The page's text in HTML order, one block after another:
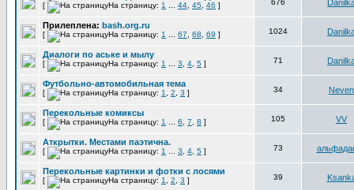
[ На страницу: 1 44 45 46 ] 676
Прилеплена: bash.org.ru
[ На страницу: 1 67 68 69 ] 1024
Диалоги по аське и мылу
[ На страницу: 1 3 4 5 ] 71
Футбольно-автомобильная тема
[ На страницу: 1 2 3 ] 34 Neven
Перекольные комиксы
[ На страницу: 1 6 7 8 ] 105 VV
Аткрытки. Местами паэтична.
[ На страницу: 1 3 4 5 ] 73
Перекольные картинки и фотки с лосями
[ На страницу: 1 2 3 ] 39